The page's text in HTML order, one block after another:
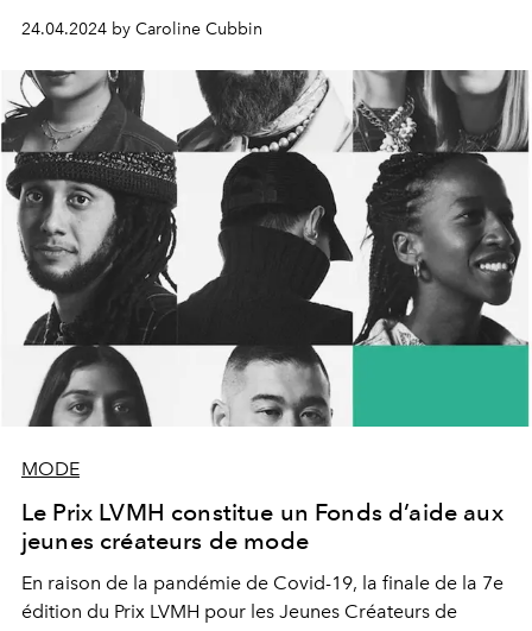
24.04.2024 by Caroline Cubbin
MODE
Le Prix LVMH constitue un Fonds d’aide aux
jeunes créateurs de mode
En raison de la pandémie de Covid-19, la finale de la 7e
édition du Prix LVMH pour les Jeunes Créateurs de